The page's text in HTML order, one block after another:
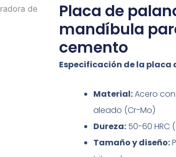
Placa de
mandíbula
cemento
Especificación de la
Material:Acero
aleado (Cr-Mo)
Dureza: 50-60 HRC
Tamaño y diseño: